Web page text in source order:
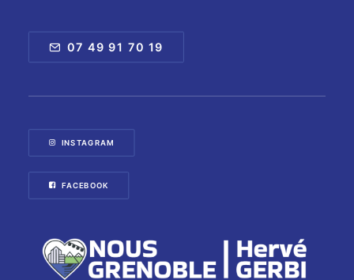
07 49 91 70 19
INSTAGRAM
FACEBOOK